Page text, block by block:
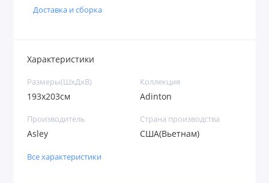
Доставка и сборка
Характеристики
Размеры(ШхДхВ)
193х203см
Коллекция
Adinton
Производитель
Asley
Страна производства
США(Вьетнам)
Все характеристики